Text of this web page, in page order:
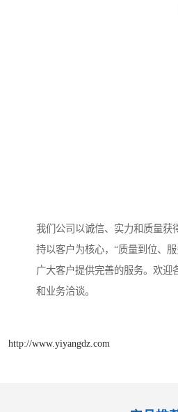
我们公司以诚信、实力和质量获
持以客户为核心，“质量到位、
广大客户提供完善的服务。欢迎
和业务洽谈。
http://www.yiyangdz.com